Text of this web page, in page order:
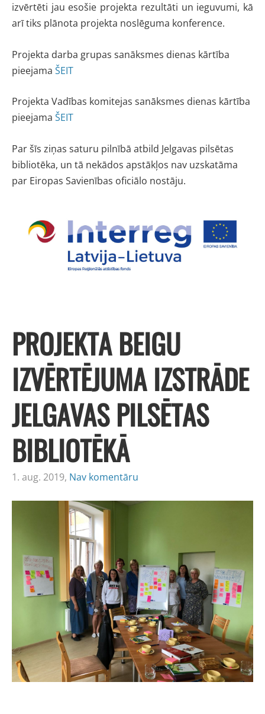
izvērtēti jau esošie projekta rezultāti un ieguvumi, kā
arī tiks plānota projekta noslēguma konference.
Projekta darba grupas sanāksmes dienas kārtība
pieejama ŠEIT
Projekta Vadības komitejas sanāksmes dienas kārtība
pieejama ŠEIT
Par šīs ziņas saturu pilnībā atbild Jelgavas pilsētas
bibliotēka, un tā nekādos apstākļos nav uzskatāma
par Eiropas Savienības oficiālo nostāju.
PROJEKTA BEIGU
IZVĒRTĒJUMA IZSTRĀDE
JELGAVAS PILSĒTAS
BIBLIOTĒKĀ
1. aug. 2019, Nav komentāru